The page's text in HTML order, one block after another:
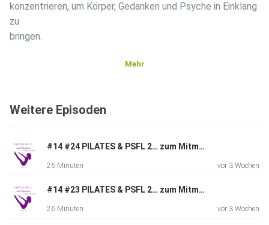
konzentrieren, um Körper, Gedanken und Psyche in Einklang
zu
bringen.
(Psyche)
in Wechselwirkung stehen zueinander und sich gegenseitig
beeinflussen? “Psychosomatik” berücksichtigt in der
„Psychosomatischen Funktionslehre“ PSFL körperliche
„somatische“
Mehr
Weitere Episoden
#14 #24 PILATES & PSFL 2… zum Mitmachen
26 Minuten vor 3 Wochen
#14 #23 PILATES & PSFL 2… zum Mitmachen
26 Minuten vor 3 Wochen